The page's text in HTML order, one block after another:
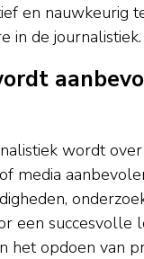
en nauwkeurig
in de journalistiek.
wordt
media
een succesvolle
het opdoen van